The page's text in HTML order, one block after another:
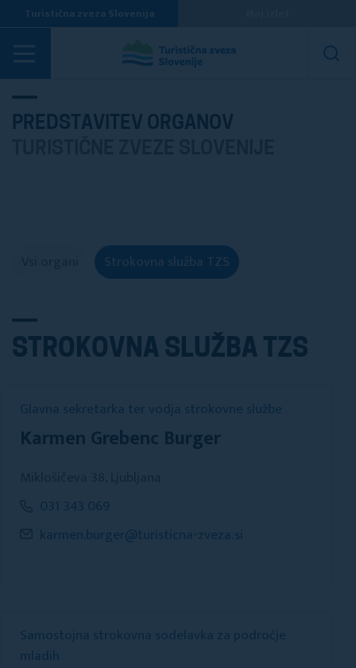
Turistična zveza Slovenija
PREDSTAVITEV ORGANOV
Strokovna služba TZS
STROKOVNA SLUŽBA TZS
Glavna sekretarka ter vodja strokovne službe
Karmen Grebenc Burger
031 343 069
karmen.burger@turisticna-zveza.si
Samostojna strokovna sodelavka za področje
mladih